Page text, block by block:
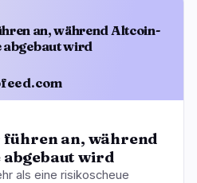
an, während Altcoin-
abgebaut wird
an, während
wird
als eine risikoscheue